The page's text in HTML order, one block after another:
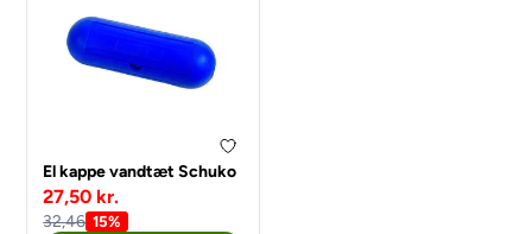
El kappe vandtæt Schuko
27,50 kr.
32,46 15%